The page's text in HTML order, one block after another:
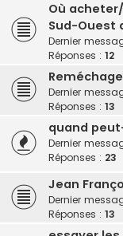
Où
Sud-Ouest
Dernier
Réponses : 12
Dernier
Réponses : 13
quand
Dernier
Réponses : 23
Jean
Dernier
Réponses : 13